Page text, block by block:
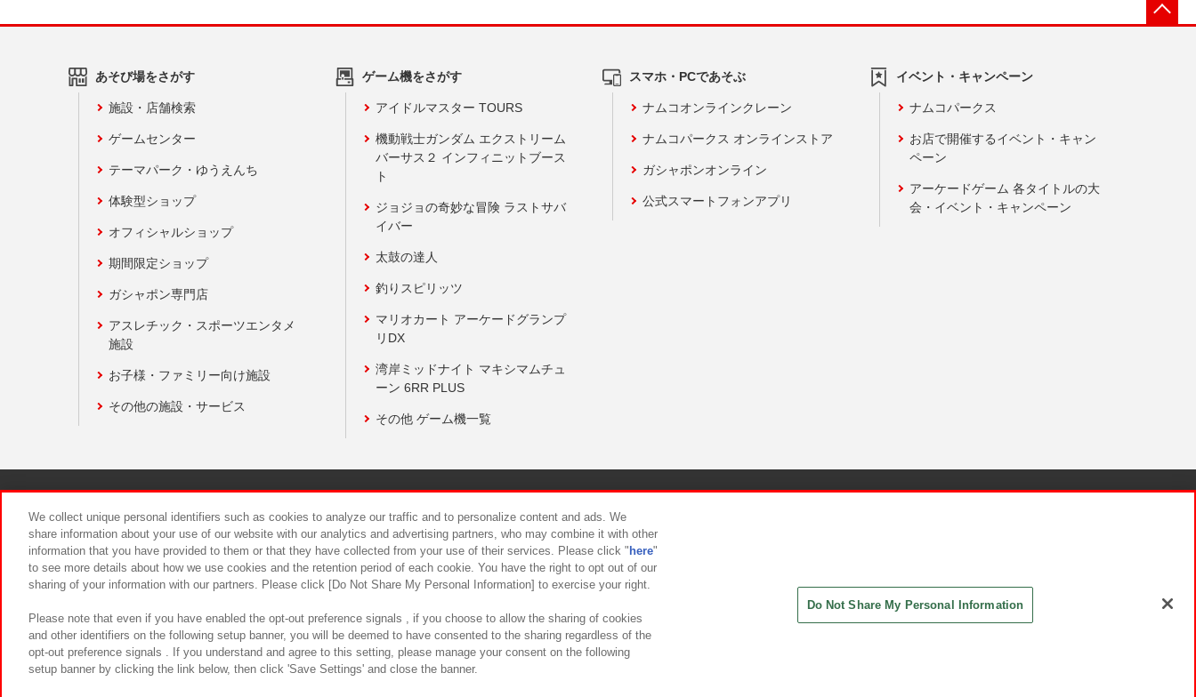
あそび場をさがす
施設・店舗検索
ゲームセンター
テーマパーク・ゆうえんち
体験型ショップ
オフィシャルショップ
期間限定ショップ
ガシャポン専門店
アスレチック・スポーツエンタメ
施設
お子様・ファミリー向け施設
その他の施設・サービス
ゲーム機をさがす
アイドルマスター TOURS
機動戦士ガンダム エクストリーム
バーサス２ インフィニットブース
ト
ジョジョの奇妙な冒険 ラストサバ
イバー
太鼓の達人
釣りスピリッツ
マリオカート アーケードグランプ
リDX
湾岸ミッドナイト マキシマムチュ
ーン 6RR PLUS
その他 ゲーム機一覧
スマホ・PCであそぶ
ナムコオンラインクレーン
ナムコパークス オンラインストア
ガシャポンオンライン
公式スマートフォンアプリ
イベント・キャンペーン
ナムコパークス
お店で開催するイベント・キャン
ペーン
アーケードゲーム 各タイトルの大
会・イベント・キャンペーン
食品のご提供について カスタマーハラスメント対応方針
We collect unique personal identifiers such as cookies to analyze our traffic and to personalize content and ads. We
share information about your use of our website with our analytics and advertising partners, who may combine it with other
information that you have provided to them or that they have collected from your use of their services. Please click " here"
to see more details about how we use cookies and the retention period of each cookie. You have the right to opt out of our
sharing of your information with our partners. Please click [Do Not Share My Personal Information] to exercise your right.
Please note that even if you have enabled the opt-out preference signals , if you choose to allow the sharing of cookies
and other identifiers on the following setup banner, you will be deemed to have consented to the sharing regardless of the
opt-out preference signals . If you understand and agree to this setting, please manage your consent on the following
setup banner by clicking the link below, then click 'Save Settings' and close the banner.
Do Not Share My Personal Information